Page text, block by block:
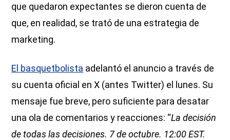
que quedaron expectantes se dieron cuenta de
que, en realidad, se trató de una estrategia de
marketing.
El basquetbolista adelantó el anuncio a través de
su cuenta oficial en X (antes Twitter) el lunes. Su
mensaje fue breve, pero suficiente para desatar
una ola de comentarios y reacciones: “La decisión
de todas las decisiones. 7 de octubre. 12:00 EST.